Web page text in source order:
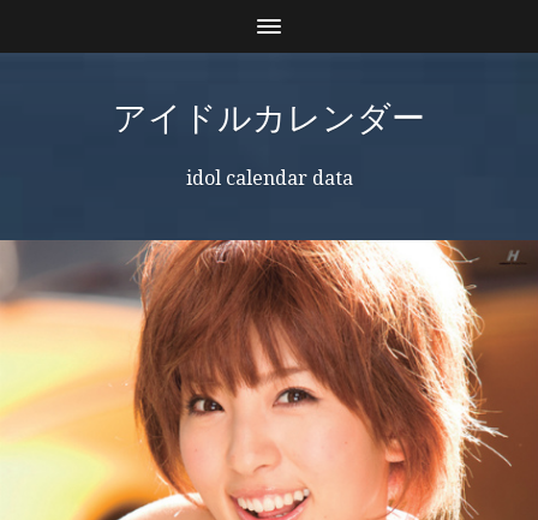
アイドルカレンダー
idol calendar data